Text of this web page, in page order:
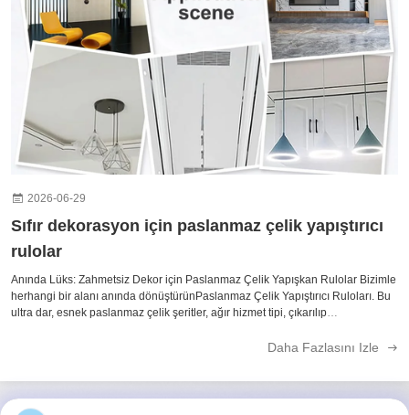
2026-06-29
Sıfır dekorasyon için paslanmaz çelik yapıştırıcı
rulolar
Anında Lüks: Zahmetsiz Dekor için Paslanmaz Çelik Yapışkan Rulolar Bizimle
herhangi bir alanı anında dönüştürünPaslanmaz Çelik Yapıştırıcı Ruloları. Bu
ultra dar, esnek paslanmaz çelik şeritler, ağır hizmet tipi, çıkarılıp
Daha Fazlasını Izle